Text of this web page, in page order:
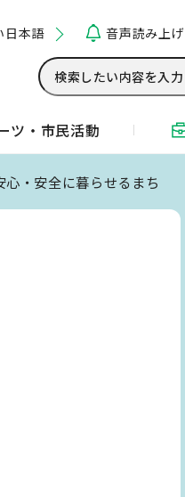
日本語 音声読み上げ
ツ・ 市民活動
心・安全に暮らせるまち